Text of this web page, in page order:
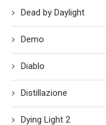
Dead by Daylight
Demo
Diablo
Distillazione
Dying Light 2